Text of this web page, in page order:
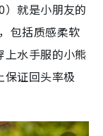
就是小朋友的
包括质感柔软
上水手服的小熊
保证回头率极